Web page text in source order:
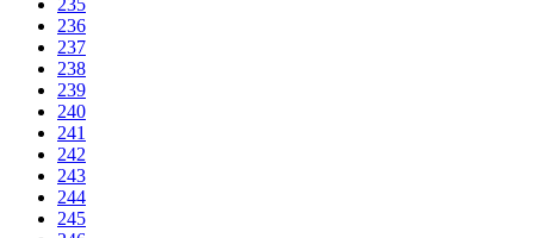
235
236
237
238
239
240
241
242
243
244
245